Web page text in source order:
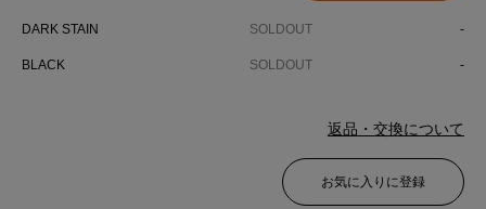
DARK STAIN SOLDOUT -
BLACK SOLDOUT -
返品・交換について
お気に入りに登録